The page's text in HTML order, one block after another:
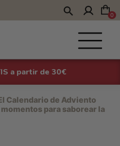
0
a partir de 30€
Calendario de Adviento
para saborear la